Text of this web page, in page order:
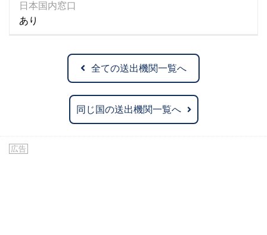
日本国内窓口
あり
全ての送出機関一覧へ
同じ国の送出機関一覧へ
広告